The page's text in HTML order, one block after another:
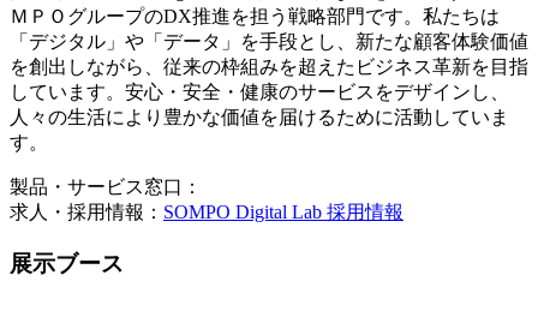
ＭＰＯグループのDX推進を担う戦略部門です。私たちは
「デジタル」や「データ」を手段とし、新たな顧客体験価値
を創出しながら、従来の枠組みを超えたビジネス革新を目指
しています。安心・安全・健康のサービスをデザインし、
人々の生活により豊かな価値を届けるために活動していま
す。
製品・サービス窓口：
求人・採用情報： SOMPO Digital Lab 採用情報
展示ブース